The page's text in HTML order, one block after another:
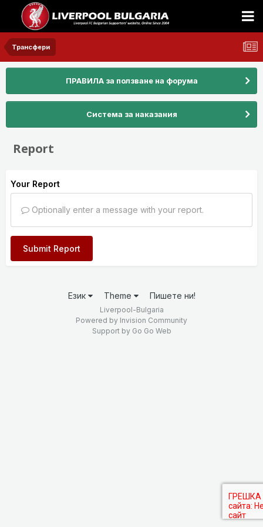
Трансфери
ПРАВИЛА за ползване на форума
Система за наказания
Report
Your Report
Optionally enter a message with your report.
Submit Report
Език Theme Пишете ни!
Liverpool-Bulgaria
Powered by Invision Community
Support by Go Go Web